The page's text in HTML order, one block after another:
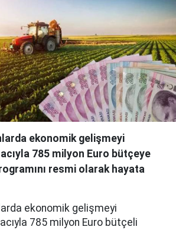
ekonomik gelişmeyi
785 milyon Euro bütçeye
resmi olarak hayata
ekonomik gelişmeyi
785 milyon Euro bütçeli